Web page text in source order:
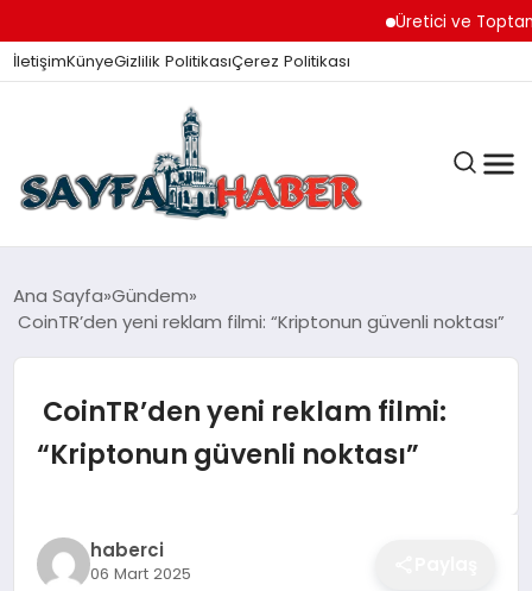
Üretici ve Toptancılar
İletişimKünyeGizlilik PolitikasıÇerez Politikası
ANA SAYFA
İZMIR HABERLERI
EĞITIM
Ana Sayfa Gündem
CoinTR’den yeni reklam filmi: “Kriptonun güvenli noktası”
CoinTR’den yeni reklam filmi:
“Kriptonun güvenli noktası”
haberci
06 Mart 2025